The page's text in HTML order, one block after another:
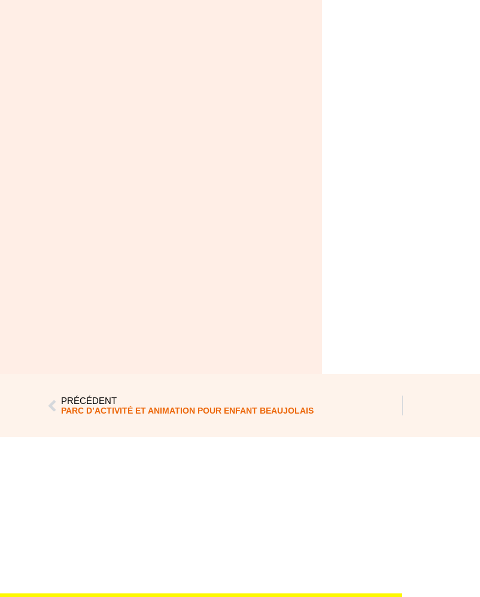
PRÉCÉDENT
PARC D’ACTIVITÉ ET ANIMATION POUR ENFANT BEAUJOLAIS